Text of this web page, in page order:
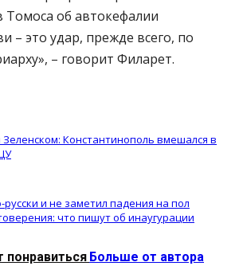
Томоса об автокефалии
– это удар, прежде всего, по
– говорит Филарет.
Константинополь вмешался в
русски и не заметил падения на пол
что пишут об инаугурации
Больше от автора